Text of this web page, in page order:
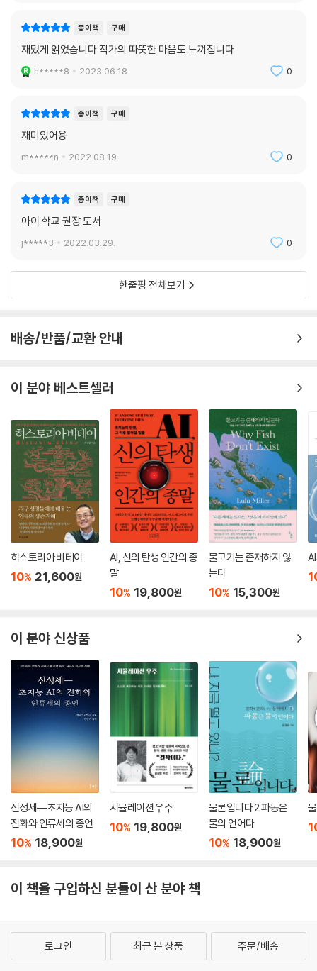
종이책 구매
재밌게 읽었습니다 작가의 따뜻한 마음도 느껴집니다
h*****8 2023.06.18. 0
종이책 구매
재미있어용
m*****n 2022.08.19. 0
종이책 구매
아이 학교 권장 도서
j*****3 2022.03.29. 0
한줄평 전체보기
배송/반품/교환 안내
이 분야 베스트셀러
히스토리아 비테이
10% 21,600원
AI, 신의 탄생 인간의 종
말
10% 19,800원
물고기는 존재하지 않
는다
10% 15,300원
이 분야 신상품
신성세―초지능 AI의
진화와 인류세의 종언
10% 18,900원
시뮬레이션 우주
10% 19,800원
물론입니다 2 파동은
물의 언어다
10% 18,900원
이 책을 구입하신 분들이 산 분야 책
로그인 최근 본 상품 주문/배송